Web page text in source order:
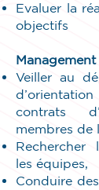
Evaluer la
objectifs
Management
Veiller au
contrats
membres de
Rechercher
les équipes,
Conduire